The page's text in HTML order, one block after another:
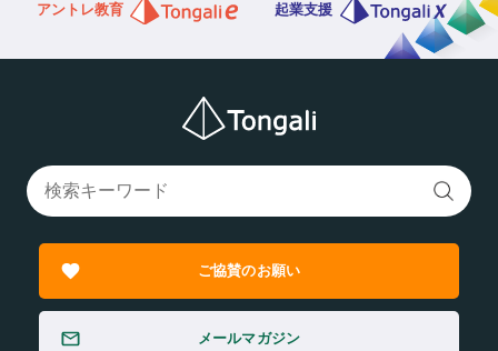
アントレ教育 起業支援
ご協賛のお願い
メールマガジン